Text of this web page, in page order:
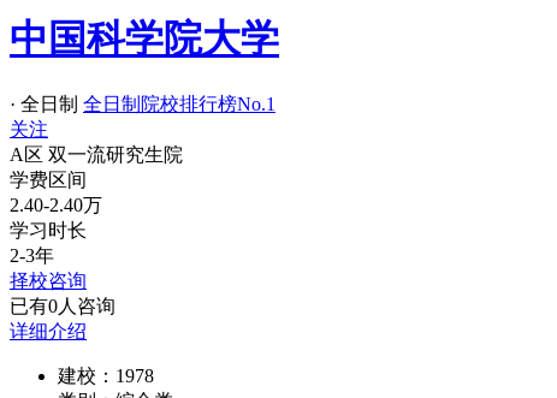
中国科学院大学
· 全日制 全日制院校排行榜No.1
关注
A区 双一流研究生院
学费区间
2.40-2.40万
学习时长
2-3年
择校咨询
已有0人咨询
详细介绍
建校： 1978